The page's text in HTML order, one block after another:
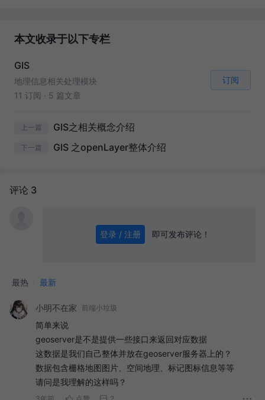
本文收录于以下专栏
GIS
地理信息相关处理模块
11 订阅 · 5 篇文章
订阅
上一篇 GIS之相关概念介绍
下一篇 GIS 之openLayer整体介绍
评论 3
登录 / 注册 即可发布评论！
最热 最新
小明不在家 前端小垃圾
简单来说
geoserver是不是提供一些接口来返回对应数据
这数据是我们自己整体并放在geoserver服务器上的？
数据包含栅格地图图片、空间地理、标记图标信息等等
请问是我理解的这样吗？